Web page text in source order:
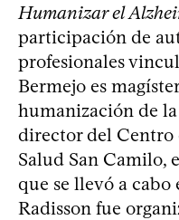
Humanizar el
participación de
profesionales
Bermejo es
humanización de la
director del Centro
Salud San Camilo,
que se llevó a
Radisson fue